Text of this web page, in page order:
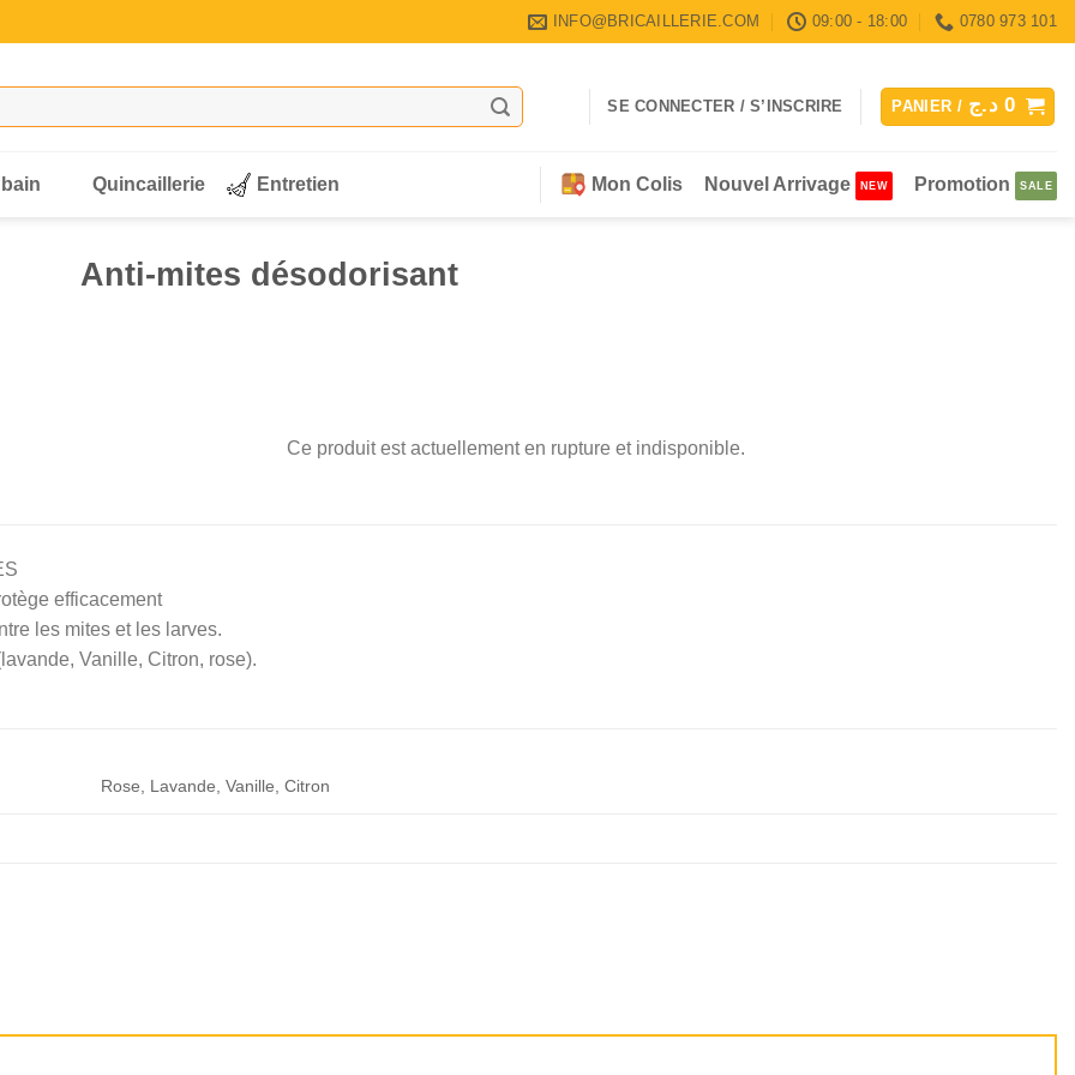
INFO@BRICAILLERIE.COM 09:00 - 18:00 0780 973 101
SE CONNECTER / S’INSCRIRE PANIER / 0 د.ج
Quincaillerie Entretien Mon Colis Nouvel Arrivage Promotion
Anti-mites désodorisant
Ce produit est actuellement en rupture et indisponible.
efficacement
les mites et les larves.
Vanille, Citron, rose).
Rose, Lavande, Vanille, Citron